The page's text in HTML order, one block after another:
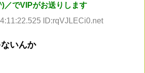
／でVIPがお送りします
ID:rqVJLECi0.net
いんか